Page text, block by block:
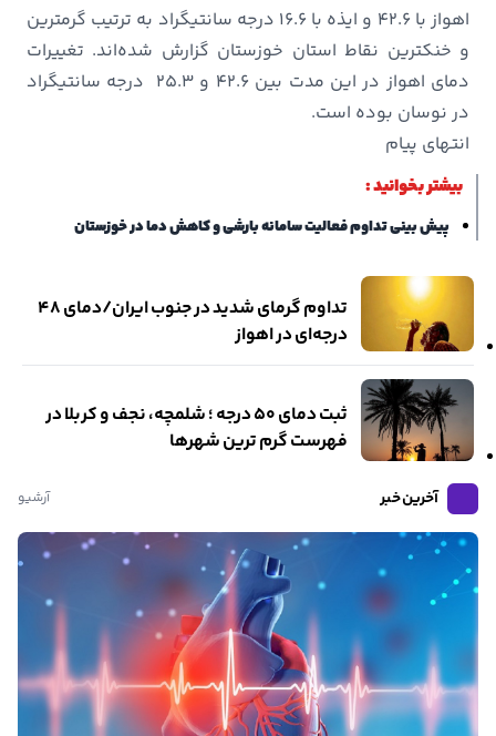
اهواز با ۴۲.۶ و ایذه با ۱۶.۶ درجه سانتیگراد به ترتیب گرمترین
و خنکترین نقاط استان خوزستان گزارش شده‌اند. تغییرات
دمای اهواز در این مدت بین ۴۲.۶ و ۲۵.۳ درجه سانتیگراد
در نوسان بوده است.
انتهای پیام
بیشتر بخوانید :
پیش بینی تداوم فعالیت سامانه بارشی و کاهش دما در خوزستان
تداوم گرمای شدید در جنوب ایران/دمای 48
درجه‌ای در اهواز
ثبت دمای ۵۰ درجه ؛ شلمچه، نجف و کربلا در
فهرست گرم ترین شهرها
آخرین خبر آرشیو